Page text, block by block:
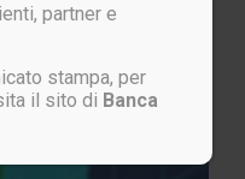
partner e
stampa, per
il sito di Banca